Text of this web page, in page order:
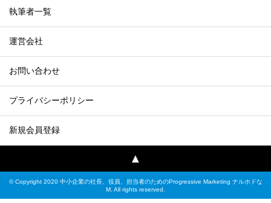
執筆者一覧
運営会社
お問い合わせ
プライバシーポリシー
新規会員登録
▲
© Copyright 2020 中小企業の社長、役員、担当者のためのProgressive Marketing ナルホドな
M. All rights reserved.